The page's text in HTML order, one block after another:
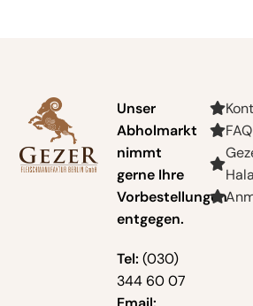
Unser
Abholmarkt
nimmt
gerne Ihre
Vorbestellungen
entgegen.
Tel: (030)
344 60 07
FAQ